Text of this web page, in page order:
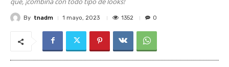
By tnadm 1 mayo, 2023 1352 0